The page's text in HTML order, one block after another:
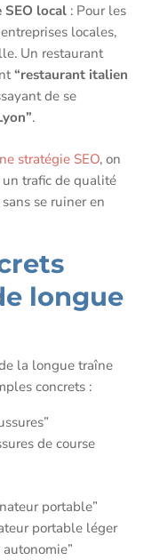
SEO local: Pour les
locales,
Un restaurant
“restaurant italien
de se
.
stratégie SEO, on
un trafic de qualité
se ruiner en
longue
la longue traîne
concrets :
de course
portable”
portable léger